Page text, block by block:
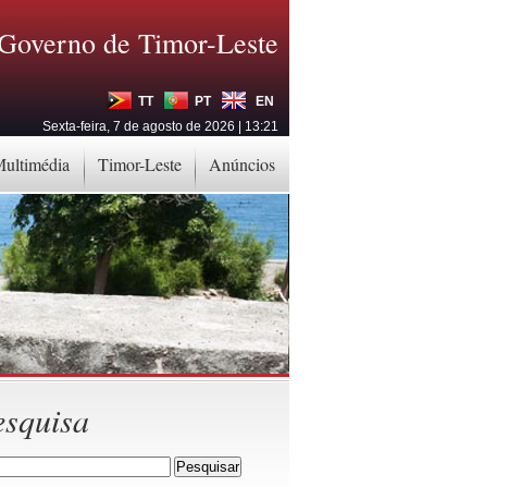
Timor-Leste Anúncios
de Timor-Leste
TT PT
EN
Sexta-feira, 7 de agosto de 2026 | 13:21